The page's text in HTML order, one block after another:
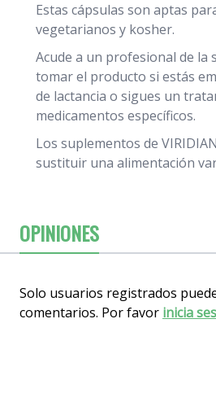
Estas cápsulas son aptas
vegetarianos y kosher.
Acude a un profesional de la
tomar el producto si estás
de lactancia o sigues un
medicamentos específicos.
Los suplementos de
sustituir una alimentación
OPINIONES
Solo usuarios registrados
comentarios. Por favor inicia